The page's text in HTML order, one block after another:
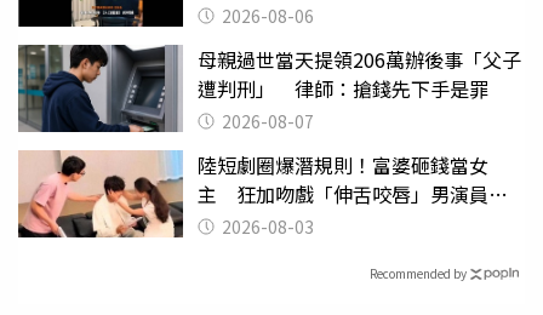
2026-08-06
母親過世當天提領206萬辦後事「父子
遭判刑」 律師：搶錢先下手是罪
2026-08-07
陸短劇圈爆潛規則！富婆砸錢當女
主 狂加吻戲「伸舌咬唇」男演員崩
潰 2026-08-03
Recommended by